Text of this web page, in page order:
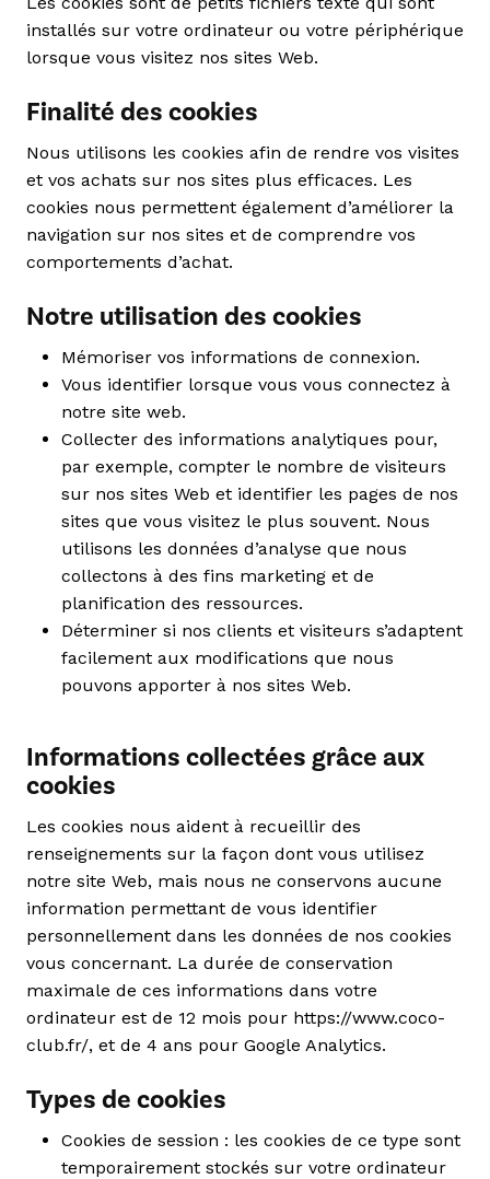
installés sur votre ordinateur ou votre périphérique
lorsque vous visitez nos sites Web.
Finalité des cookies
Nous utilisons les cookies afin de rendre vos visites
et vos achats sur nos sites plus efficaces. Les
cookies nous permettent également d’améliorer la
navigation sur nos sites et de comprendre vos
comportements d’achat.
Notre utilisation des cookies
Mémoriser vos informations de connexion.
Vous identifier lorsque vous vous connectez à
notre site web.
Collecter des informations analytiques pour,
par exemple, compter le nombre de visiteurs
sur nos sites Web et identifier les pages de nos
sites que vous visitez le plus souvent. Nous
utilisons les données d’analyse que nous
collectons à des fins marketing et de
planification des ressources.
Déterminer si nos clients et visiteurs s’adaptent
facilement aux modifications que nous
pouvons apporter à nos sites Web.
Informations collectées grâce aux
cookies
Les cookies nous aident à recueillir des
renseignements sur la façon dont vous utilisez
notre site Web, mais nous ne conservons aucune
information permettant de vous identifier
personnellement dans les données de nos cookies
vous concernant. La durée de conservation
maximale de ces informations dans votre
ordinateur est de 12 mois pour https://www.coco-
club.fr/, et de 4 ans pour Google Analytics.
Types de cookies
Cookies de session : les cookies de ce type sont
temporairement stockés sur votre ordinateur